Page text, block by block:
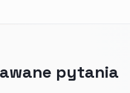
pytania